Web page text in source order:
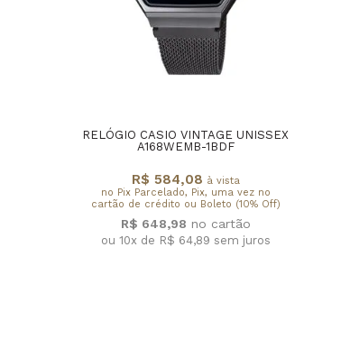
RELÓGIO CASIO VINTAGE UNISSEX
A168WEMB-1BDF
R$ 584,08 à vista
no Pix Parcelado, Pix, uma vez no
cartão de crédito ou Boleto (10% Off)
R$ 648,98
ou 10x de R$ 64,89 sem juros